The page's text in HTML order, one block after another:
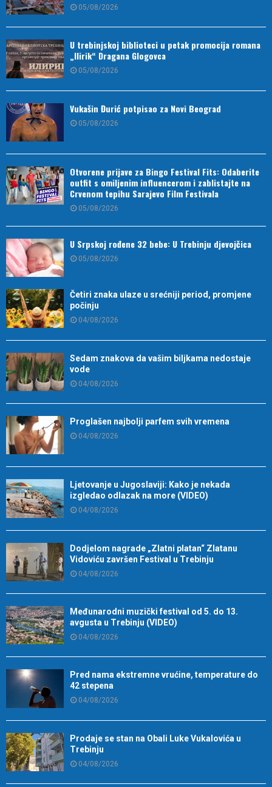
05/08/2026
U trebinjskoj biblioteci u petak promocija romana
„Ilirik“ Dragana Glogovca
05/08/2026
Vukašin Đurić potpisao za Novi Beograd
05/08/2026
Otvorene prijave za Bingo Festival Fits: Odaberite
outfit s omiljenim influencerom i zablistajte na
Crvenom tepihu Sarajevo Film Festivala
05/08/2026
U Srpskoj rođene 32 bebe: U Trebinju djevojčica
05/08/2026
Četiri znaka ulaze u srećniji period, promjene
počinju
04/08/2026
Sedam znakova da vašim biljkama nedostaje
vode
04/08/2026
Proglašen najbolji parfem svih vremena
04/08/2026
Ljetovanje u Jugoslaviji: Kako je nekada
izgledao odlazak na more (VIDEO)
04/08/2026
Dodjelom nagrade „Zlatni platan“ Zlatanu
Vidoviću završen Festival u Trebinju
04/08/2026
Međunarodni muzički festival od 5. do 13.
avgusta u Trebinju (VIDEO)
04/08/2026
Pred nama ekstremne vrućine, temperature do
42 stepena
04/08/2026
Prodaje se stan na Obali Luke Vukalovića u
Trebinju
04/08/2026